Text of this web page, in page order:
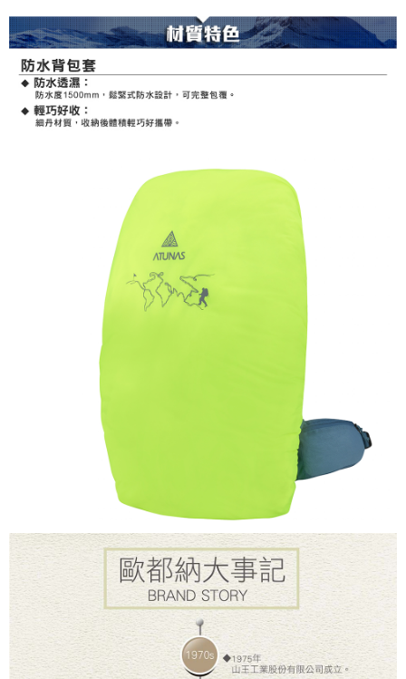
澎湖金門
每筆NT$200
付款後門市自取
每筆NT$80，滿NT$790(含以上)免運費